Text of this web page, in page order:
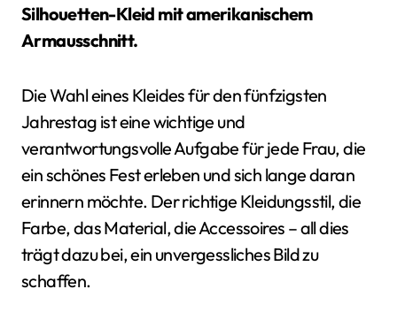
Silhouetten-Kleid mit amerikanischem
Armausschnitt.
Die Wahl eines Kleides für den fünfzigsten
Jahrestag ist eine wichtige und
verantwortungsvolle Aufgabe für jede Frau, die
ein schönes Fest erleben und sich lange daran
erinnern möchte. Der richtige Kleidungsstil, die
Farbe, das Material, die Accessoires – all dies
trägt dazu bei, ein unvergessliches Bild zu
schaffen.